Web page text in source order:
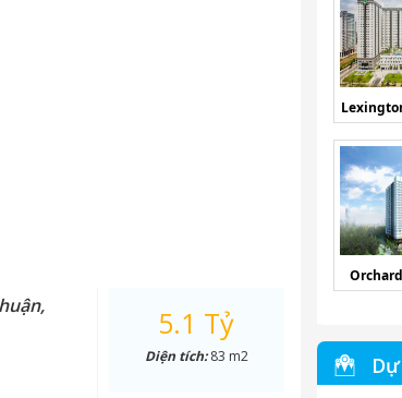
5.1 Tỷ
Diện tích:83 m2